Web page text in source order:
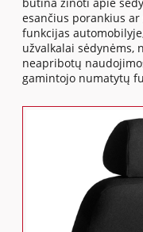
esančius porankius
funkcijas
užvalkalai sėdynėms,
neapribotų
gamintojo numatytų